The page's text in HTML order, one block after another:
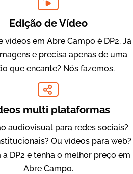
Edição de Vídeo
vídeos em Abre Campo é DP2. Já
e precisa apenas de uma
que encante? Nós fazemos.
multi plataformas
audiovisual para redes sociais?
Ou vídeos para web?
a DP2 e tenha o melhor preço em
Abre Campo.